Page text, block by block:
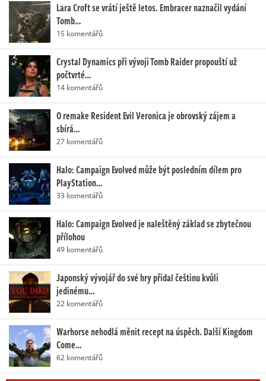
Lara Croft se vrátí ještě letos. Embracer naznačil vydání
Tomb…
15 komentářů
Crystal Dynamics při vývoji Tomb Raider propouští už
počtvrté…
14 komentářů
O remake Resident Evil Veronica je obrovský zájem a
sbírá…
27 komentářů
Halo: Campaign Evolved může být posledním dílem pro
PlayStation…
33 komentářů
Halo: Campaign Evolved je naleštěný základ se zbytečnou
přílohou
49 komentářů
Japonský vývojář do své hry přidal češtinu kvůli
jedinému…
22 komentářů
Warhorse nehodlá měnit recept na úspěch. Další Kingdom
Come…
62 komentářů